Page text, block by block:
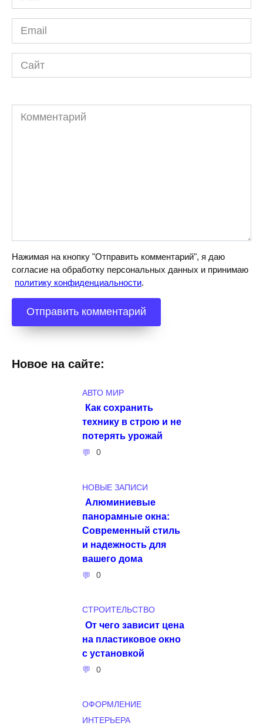
*
Email
*
Сайт
Комментарий
Нажимая на кнопку "Отправить комментарий", я даю
согласие на обработку персональных данных и принимаю
политику конфиденциальности.
Новое на сайте:
АВТО МИР
Как сохранить
технику в строю и не
потерять урожай
0
НОВЫЕ ЗАПИСИ
Алюминиевые
панорамные окна:
Современный стиль
и надежность для
вашего дома
0
СТРОИТЕЛЬСТВО
От чего зависит цена
на пластиковое окно
с установкой
0
ОФОРМЛЕНИЕ
ИНТЕРЬЕРА